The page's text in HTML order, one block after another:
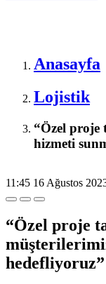
Anasayfa
Lojistik
“Özel proje
hizmeti
11:45 16 Ağustos
“Özel proje
hedefliyoruz”